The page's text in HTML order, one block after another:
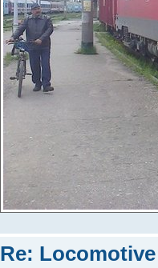
Re: